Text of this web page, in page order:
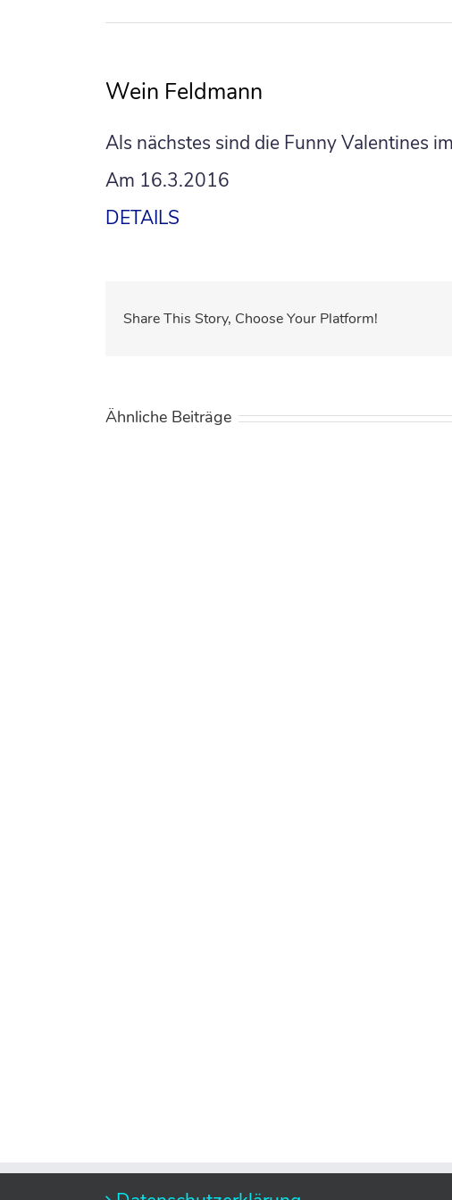
Wein Feldmann
Als nächstes sind die Funny Valentines
Am 16.3.2016
DETAILS
Share This Story, Choose Your Platform!
Ähnliche Beiträge